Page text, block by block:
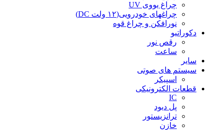
چراغ یووی UV
چراغهای خودرویی(۱۲ ولت DC)
نورافکن و چراغ قوه
دکوراتیو
رقص نور
ساعت
سایر
سیستم های صوتی
اسپیکر
قطعات الکترونیکی
IC
پل دیود
ترانزیستور
خازن